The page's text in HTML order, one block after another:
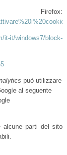
it-it/windows7/block-
può utilizzare
al seguente
alcune parti del sito